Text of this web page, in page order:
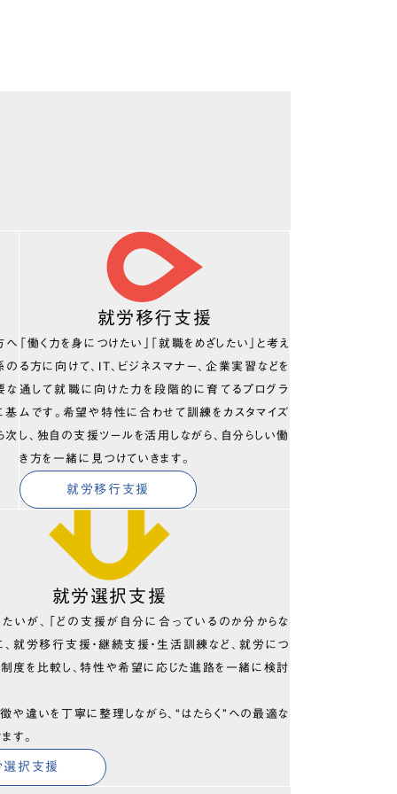
へ
の
な
基
次
就労移行支援
「働く力を身につけたい」「就職をめざしたい」と考え
る方に向けて、IT、ビジネスマナー、企業実習などを
通して就職に向けた力を段階的に育てるプログラ
ムです。希望や特性に合わせて訓練をカスタマイズ
し、独自の支援ツールを活用しながら、自分らしい働
き方を一緒に見つけていきます。
就労移行支援
就労選択支援
いが、「どの支援が自分に合っているのか分からな
、就労移行支援・継続支援・生活訓練など、就労につ
度を比較し、特性や希望に応じた進路を一緒に検討
や違いを丁寧に整理しながら、“はたらく”への最適な
す。
選択支援